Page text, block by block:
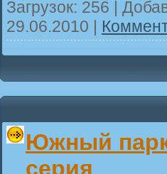
Загрузок: 256 |
29.06.2010 |
Южный парк
серия